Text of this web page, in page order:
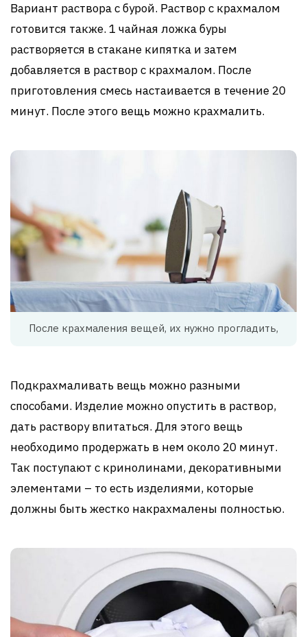
Вариант раствора с бурой. Раствор с крахмалом
готовится также. 1 чайная ложка буры
растворяется в стакане кипятка и затем
добавляется в раствор с крахмалом. После
приготовления смесь настаивается в течение 20
минут. После этого вещь можно крахмалить.
После крахмаления вещей, их нужно прогладить,
Подкрахмаливать вещь можно разными
способами. Изделие можно опустить в раствор,
дать раствору впитаться. Для этого вещь
необходимо продержать в нем около 20 минут.
Так поступают с кринолинами, декоративными
элементами – то есть изделиями, которые
должны быть жестко накрахмалены полностью.